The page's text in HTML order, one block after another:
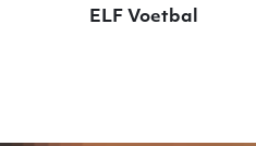
ELF Voetbal